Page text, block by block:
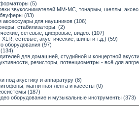
(5)
звукоснимателей ММ-МС, тонармы, шеллы,
(83)
для наушников (106)
стабилизаторы. (2)
сетевые, цифровые, видео. (107)
сетевые, акустические; шипы и т.д.) (59)
оборудования (97)
для домашней, студийной и концертной
резисторы, потенциометры - всё для
под акустику и аппаратуру (8)
магнитная лента и кассеты (0)
(187)
оборудование и музыкальные инструменты (373)